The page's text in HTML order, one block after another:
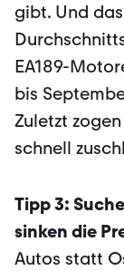
gibt. Und
EA189-
bis
Zuletzt
schnell
Tipp 3:
sinken die
Autos statt